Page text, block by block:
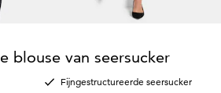
blouse van seersucker
Fijngestructureerde seersucker